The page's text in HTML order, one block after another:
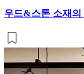
우드&스톤 소재의